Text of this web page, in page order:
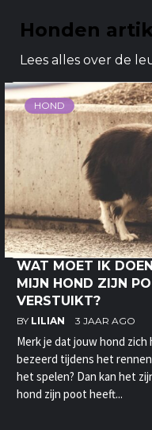
Honden
Lees alles over de
HOND
WAT MOET IK
MIJN HOND ZIJN
VERSTUIKT?
BY LILIAN 3 JAAR AGO
Merk je dat jouw hond zich
bezeerd tijdens het
het spelen? Dan kan het
hond zijn poot heeft...